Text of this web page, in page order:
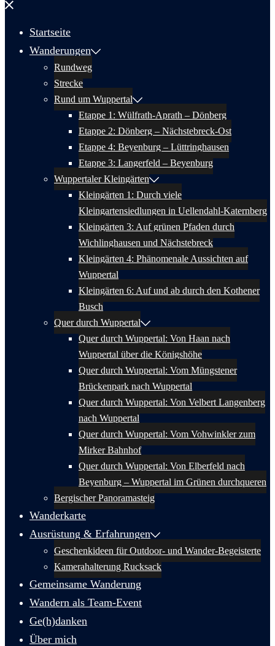
Menü
Startseite
Wanderungen
Rundweg
Strecke
Rund um Wuppertal
Etappe 1: Wülfrath-Aprath – Dönberg
Etappe 2: Dönberg – Nächstebreck-Ost
Etappe 4: Beyenburg – Lüttringhausen
Etappe 3: Langerfeld – Beyenburg
Wuppertaler Kleingärten
Kleingärten 1: Durch viele
Kleingartensiedlungen in Uellendahl-Katernberg
Kleingärten 3: Auf grünen Pfaden durch
Wichlinghausen und Nächstebreck
Kleingärten 4: Phänomenale Aussichten auf
Wuppertal
Kleingärten 6: Auf und ab durch den Kothener
Busch
Quer durch Wuppertal
Quer durch Wuppertal: Von Haan nach
Wuppertal über die Königshöhe
Quer durch Wuppertal: Vom Müngstener
Brückenpark nach Wuppertal
Quer durch Wuppertal: Von Velbert Langenberg
nach Wuppertal
Quer durch Wuppertal: Vom Vohwinkler zum
Mirker Bahnhof
Quer durch Wuppertal: Von Elberfeld nach
Beyenburg – Wuppertal im Grünen durchqueren
Bergischer Panoramasteig
Wanderkarte
Ausrüstung & Erfahrungen
Geschenkideen für Outdoor- und Wander-Begeisterte
Kamerahalterung Rucksack
Gemeinsame Wanderung
Wandern als Team-Event
Ge(h)danken
Über mich